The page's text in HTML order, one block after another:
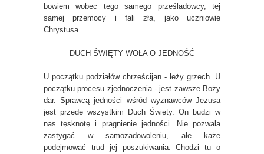
bowiem wobec tego samego prześladowcy, tej
samej przemocy i fali zła, jako uczniowie
Chrystusa.
DUCH ŚWIĘTY WOŁA O JEDNOŚĆ
U początku podziałów chrześcijan - leży grzech. U
początku procesu zjednoczenia - jest zawsze Boży
dar. Sprawcą jedności wśród wyznawców Jezusa
jest przede wszystkim Duch Święty. On budzi w
nas tęsknotę i pragnienie jedności. Nie pozwala
zastygać w samozadowoleniu, ale każe
podejmować trud jej poszukiwania. Chodzi tu o